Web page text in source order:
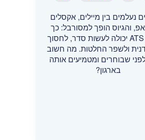
נעלמים בין מיילים, אקסלים
והגיוס הופך למסורבל: כך
מערכת ATS יכולה לעשות סדר, לחסוך
ולשפר החלטות. מה חשוב
שבוחרים ומטמיעים אותה
בארגון?